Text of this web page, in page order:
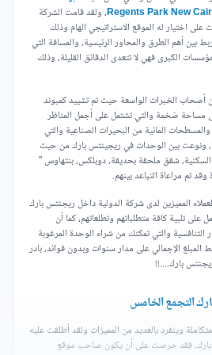
، ولقد قامت الشركة
على اختيار له الموقع الاستراتيجي الهام وذلك
بين أهم الطرق والمحاور الرئيسية، والمسافة التي
الكبرى فهي لا تتعدى الدقائق القليلة، وذلك
أصحاب الخبرات الواسعة حيث تم تشييد كمبوند
مساحة ضخمة والتي تشتمل على أجمل المناظر
المائية من البحيرات الصناعية والتي
ونوعت بين الوحدات في ريجينتس بارك من حيث
السكنية، شقق ملحقة بحديقة، دوبلكس، بنتهاوس "
تم مراعاة التباعد بينهم.
المميزين لدى شركة الدولية داخل ريجنتس بارك
تلبية كافة متطلباتهم وتطلعاتهم، كما أن
والتي تمكنك من شراء الوحدة المرغوبة
الإجمالي على مدار سنوات وبدون فوائد، بادر
بارك....!!
التجمع الخامس
وينفرد بالعديد من المميزات ولقد أطلقت عليه
بارك، فقد حرصت على أن يكون صاحب موقع